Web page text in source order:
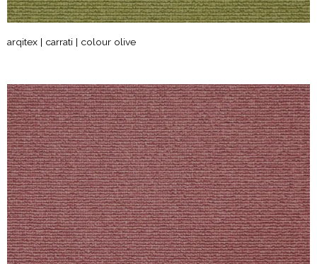
arqitex | carrati | colour olive